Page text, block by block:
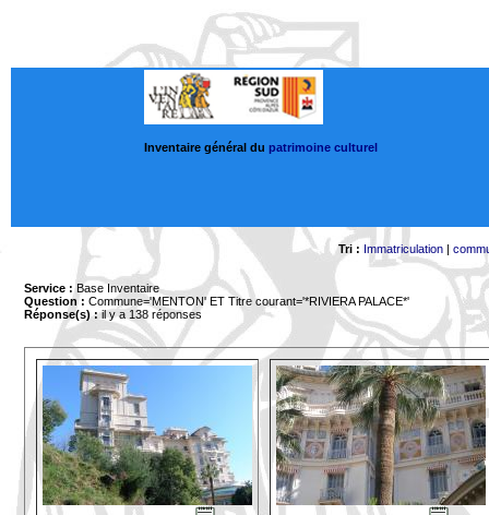
Inventaire général du patrimoine culturel
Tri : Immatriculation|
Service : Base Inventaire
Question : Commune='MENTON' ET Titre courant='*RIVIERA PALACE*'
Réponse(s) :il y a 138 réponses